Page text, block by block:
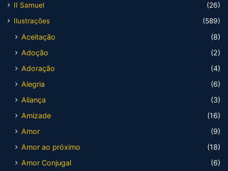
II Samuel
(26)
Ilustrações
(589)
Aceitação
(8)
Adoção
(2)
Adoração
(4)
Alegria
(6)
Aliança
(3)
Amizade
(16)
Amor
(9)
Amor ao próximo
(18)
Amor Conjugal
(6)